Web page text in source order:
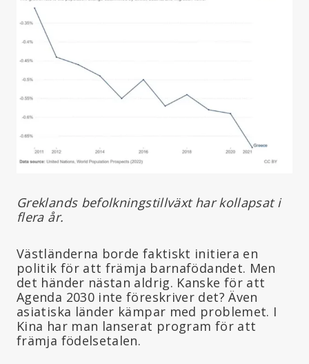
Greklands befolkningstillväxt har kollapsat i
flera år.
Västländerna borde faktiskt initiera en
politik för att främja barnafödandet. Men
det händer nästan aldrig. Kanske för att
Agenda 2030 inte föreskriver det? Även
asiatiska länder kämpar med problemet. I
Kina har man lanserat program för att
främja födelsetalen.